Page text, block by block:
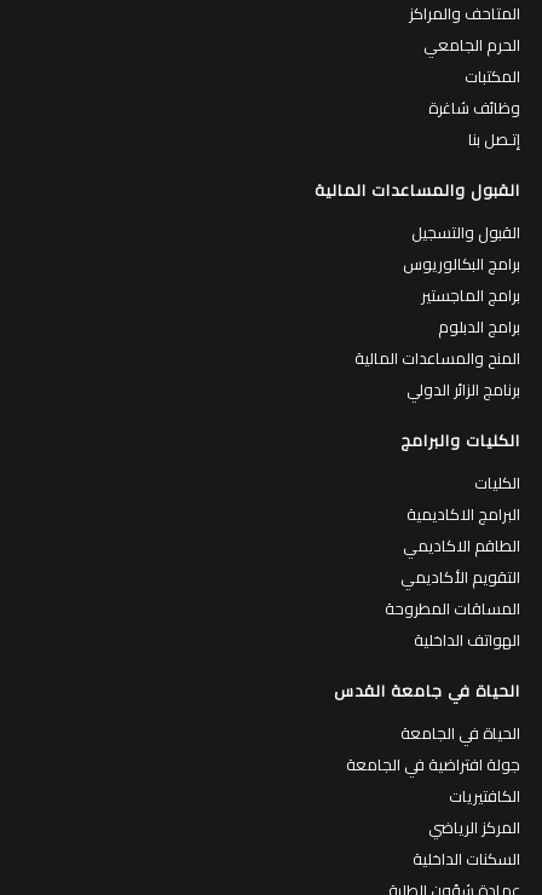
المتاحف والمراكز
الحرم الجامعي
المكتبات
وظائف شاغرة
إتـصل بنا
القبول والمساعدات المالية
القبول والتسجيل
برامج البكالوريوس
برامج الماجستير
برامج الدبلوم
المنح والمساعدات المالية
برنامج الزائر الدولي
الكليات والبرامج
الكليات
البرامج الاكاديمية
الطاقم الاكاديمي
التقويم الأكاديمي
المساقات المطروحة
الهواتف الداخلية
الحياة في جامعة القدس
الحياة في الجامعة
جولة افتراضية في الجامعة
الكافتيريات
المركز الرياضي
السكنات الداخلية